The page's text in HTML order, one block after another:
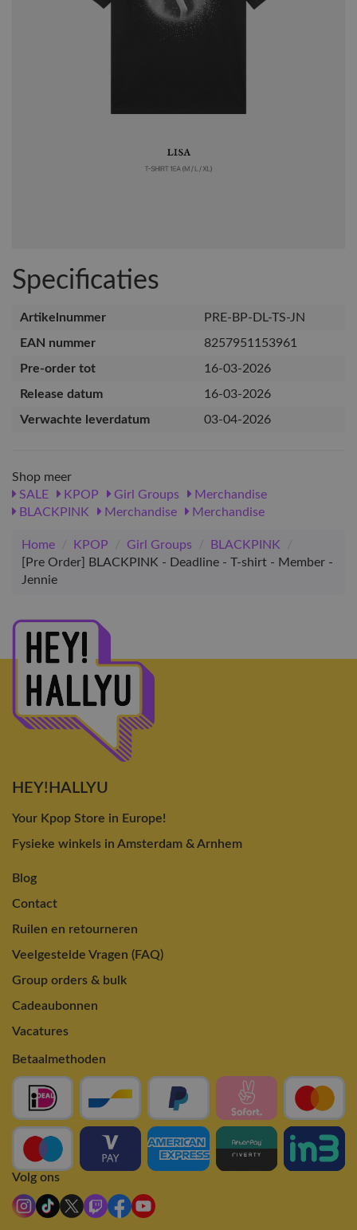
Specificaties
Artikelnummer
PRE-BP-DL-TS-JN
EAN nummer
8257951153961
Pre-order tot
16-03-2026
Release datum
16-03-2026
Verwachte leverdatum
03-04-2026
Shop meer
SALE
KPOP Girl Groups
Merchandise
BLACKPINK
Merchandise Merchandise
Home / KPOP / Girl Groups / BLACKPINK
/
[Pre Order] BLACKPINK - Deadline - T-shirt - Member -
Jennie
HEY!HALLYU
Your Kpop Store in Europe!
Fysieke winkels in Amsterdam & Arnhem
Blog
Contact
Ruilen en retourneren
Veelgestelde Vragen (FAQ)
Group orders & bulk
Cadeaubonnen
Vacatures
Betaalmethoden
Volg ons